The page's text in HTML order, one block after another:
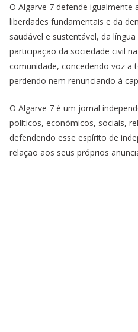
O Algarve 7 defende igualmente
liberdades fundamentais e da
saudável e sustentável, da
participação da sociedade civil
comunidade, concedendo voz a
perdendo nem renunciando à
O Algarve 7 é um jornal
políticos, económicos, sociais,
defendendo esse espírito de
relação aos seus próprios